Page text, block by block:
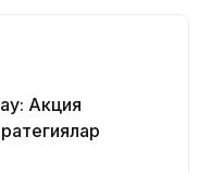
Акция